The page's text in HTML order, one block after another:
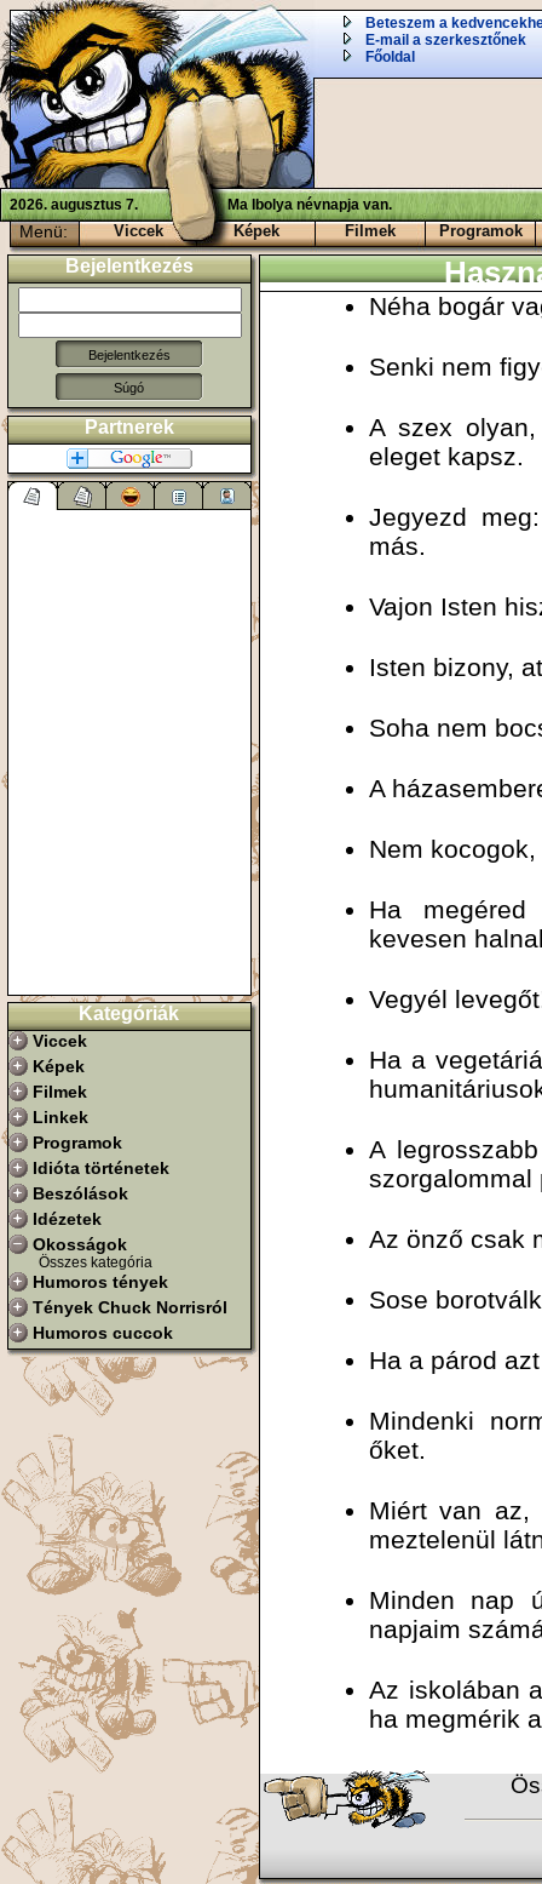
Beteszem a
E-mail a szerkesztőnek
Főoldal
2026. augusztus 7. Ma Ibolya névnapja van.
Menü: Viccek Képek Filmek Programok
Bejelentkezés
Súgó
Partnerek
Kategóriák
Viccek
Képek
Filmek
Linkek
Programok
Idióta történetek
Beszólások
Idézetek
Okosságok
Összes kategória
Humoros tények
Tények Chuck Norrisról
Humoros cuccok
Néha bogár
Senki nem
A szex
eleget kapsz.
Jegyezd
más.
Vajon Isten
Isten bizony,
Soha nem
A
Nem
Ha
kevesen
Vegyél
Ha a
A
szorgalommal
Az önző csak
Sose
Ha a párod
Mindenki
őket.
Miért van az,
meztelenül
Minden nap
napjaim
Az iskolában
ha megmérik